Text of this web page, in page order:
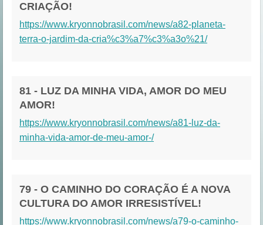
CRIAÇÃO!
https://www.kryonnobrasil.com/news/a82-planeta-
terra-o-jardim-da-cria%c3%a7%c3%a3o%21/
81 - LUZ DA MINHA VIDA, AMOR DO MEU
AMOR!
https://www.kryonnobrasil.com/news/a81-luz-da-
minha-vida-amor-de-meu-amor-/
79 - O CAMINHO DO CORAÇÃO É A NOVA
CULTURA DO AMOR IRRESISTÍVEL!
https://www.kryonnobrasil.com/news/a79-o-caminho-